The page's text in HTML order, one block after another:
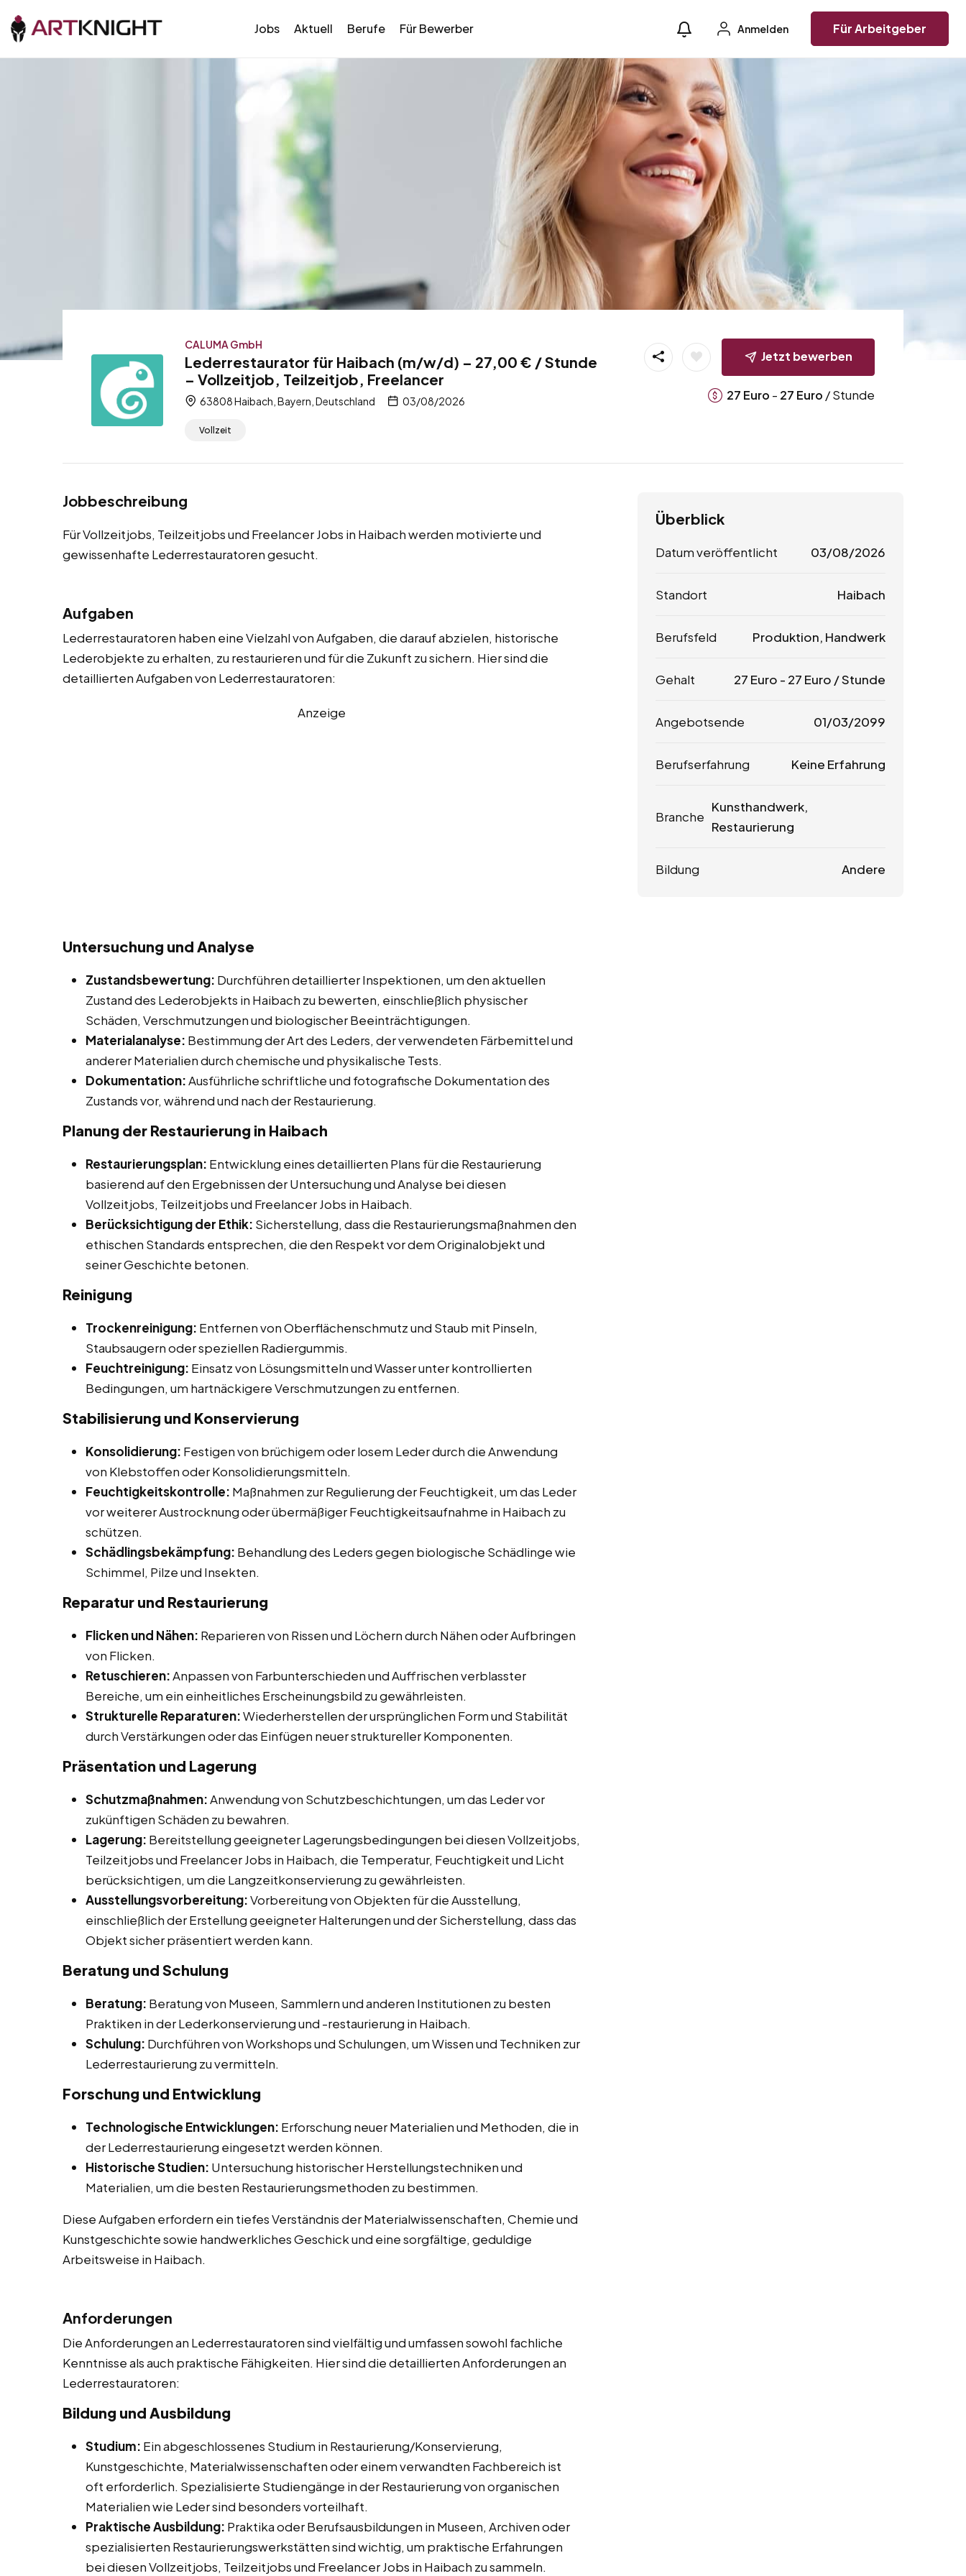
Jobs Aktuell Berufe Für Bewerber Anmelden Für Arbeitgeber
CALUMA GmbH
Lederrestaurator für Haibach (m/w/d) – 27,00 € / Stunde
– Vollzeitjob, Teilzeitjob, Freelancer
63808 Haibach, Bayern, Deutschland 03/08/2026
Vollzeit
Jetzt bewerben
27 Euro - 27 Euro / Stunde
Jobbeschreibung
Für Vollzeitjobs, Teilzeitjobs und Freelancer Jobs in Haibach werden motivierte und
gewissenhafte Lederrestauratoren gesucht.
Aufgaben
Lederrestauratoren haben eine Vielzahl von Aufgaben, die darauf abzielen, historische
Lederobjekte zu erhalten, zu restaurieren und für die Zukunft zu sichern. Hier sind die
detaillierten Aufgaben von Lederrestauratoren:
Anzeige
Untersuchung und Analyse
Zustandsbewertung: Durchführen detaillierter Inspektionen, um den aktuellen
Zustand des Lederobjekts in Haibach zu bewerten, einschließlich physischer
Schäden, Verschmutzungen und biologischer Beeinträchtigungen.
Materialanalyse: Bestimmung der Art des Leders, der verwendeten Färbemittel und
anderer Materialien durch chemische und physikalische Tests.
Dokumentation:Ausführliche schriftliche und fotografische Dokumentation des
Zustands vor, während und nach der Restaurierung.
Planung der Restaurierung in Haibach
Restaurierungsplan: Entwicklung eines detaillierten Plans für die Restaurierung
basierend auf den Ergebnissen der Untersuchung und Analyse bei diesen
Vollzeitjobs, Teilzeitjobs und Freelancer Jobs in Haibach.
Berücksichtigung der Ethik: Sicherstellung, dass die Restaurierungsmaßnahmen den
ethischen Standards entsprechen, die den Respekt vor dem Originalobjekt und
seiner Geschichte betonen.
Reinigung
Trockenreinigung: Entfernen von Oberflächenschmutz und Staub mit Pinseln,
Staubsaugern oder speziellen Radiergummis.
Feuchtreinigung: Einsatz von Lösungsmitteln und Wasser unter kontrollierten
Bedingungen, um hartnäckigere Verschmutzungen zu entfernen.
Stabilisierung und Konservierung
Konsolidierung: Festigen von brüchigem oder losem Leder durch die Anwendung
von Klebstoffen oder Konsolidierungsmitteln.
Feuchtigkeitskontrolle: Maßnahmen zur Regulierung der Feuchtigkeit, um das Leder
vor weiterer Austrocknung oder übermäßiger Feuchtigkeitsaufnahme in Haibach zu
schützen.
Schädlingsbekämpfung: Behandlung des Leders gegen biologische Schädlinge wie
Schimmel, Pilze und Insekten.
Reparatur und Restaurierung
Flicken und Nähen: Reparieren von Rissen und Löchern durch Nähen oder Aufbringen
von Flicken.
Retuschieren:Anpassen von Farbunterschieden und Auffrischen verblasster
Bereiche, um ein einheitliches Erscheinungsbild zu gewährleisten.
Strukturelle Reparaturen:Wiederherstellen der ursprünglichen Form und Stabilität
durch Verstärkungen oder das Einfügen neuer struktureller Komponenten.
Präsentation und Lagerung
Schutzmaßnahmen:Anwendung von Schutzbeschichtungen, um das Leder vor
zukünftigen Schäden zu bewahren.
Lagerung: Bereitstellung geeigneter Lagerungsbedingungen bei diesen Vollzeitjobs,
Teilzeitjobs und Freelancer Jobs in Haibach, die Temperatur, Feuchtigkeit und Licht
berücksichtigen, um die Langzeitkonservierung zu gewährleisten.
Ausstellungsvorbereitung:Vorbereitung von Objekten für die Ausstellung,
einschließlich der Erstellung geeigneter Halterungen und der Sicherstellung, dass das
Objekt sicher präsentiert werden kann.
Beratung und Schulung
Beratung: Beratung von Museen, Sammlern und anderen Institutionen zu besten
Praktiken in der Lederkonservierung und -restaurierung in Haibach.
Schulung: Durchführen von Workshops und Schulungen, um Wissen und Techniken zur
Lederrestaurierung zu vermitteln.
Forschung und Entwicklung
Technologische Entwicklungen: Erforschung neuer Materialien und Methoden, die in
der Lederrestaurierung eingesetzt werden können.
Historische Studien: Untersuchung historischer Herstellungstechniken und
Materialien, um die besten Restaurierungsmethoden zu bestimmen.
Diese Aufgaben erfordern ein tiefes Verständnis der Materialwissenschaften, Chemie und
Kunstgeschichte sowie handwerkliches Geschick und eine sorgfältige, geduldige
Arbeitsweise in Haibach.
Anforderungen
Die Anforderungen an Lederrestauratoren sind vielfältig und umfassen sowohl fachliche
Kenntnisse als auch praktische Fähigkeiten. Hier sind die detaillierten Anforderungen an
Lederrestauratoren:
Bildung und Ausbildung
Studium: Ein abgeschlossenes Studium in Restaurierung/Konservierung,
Kunstgeschichte, Materialwissenschaften oder einem verwandten Fachbereich ist
oft erforderlich. Spezialisierte Studiengänge in der Restaurierung von organischen
Materialien wie Leder sind besonders vorteilhaft.
Praktische Ausbildung: Praktika oder Berufsausbildungen in Museen, Archiven oder
spezialisierten Restaurierungswerkstätten sind wichtig, um praktische Erfahrungen
bei diesen Vollzeitjobs, Teilzeitjobs und Freelancer Jobs in Haibach zu sammeln.
Überblick
Datum veröffentlicht 03/08/2026
Standort Haibach
Berufsfeld Produktion, Handwerk
Gehalt 27 Euro - 27 Euro / Stunde
Angebotsende 01/03/2099
Berufserfahrung Keine Erfahrung
Branche
Kunsthandwerk,
Restaurierung
Bildung Andere